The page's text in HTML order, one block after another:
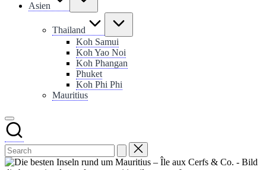
Asien
Thailand
Koh Samui
Koh Yao Noi
Koh Phangan
Phuket
Koh Phi Phi
Mauritius